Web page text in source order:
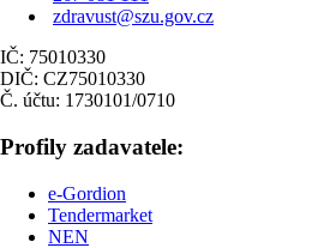
zdravust@szu.gov.cz
IČ: 75010330
DIČ: CZ75010330
Č. účtu: 1730101/0710
Profily zadavatele:
e-Gordion
Tendermarket
NEN